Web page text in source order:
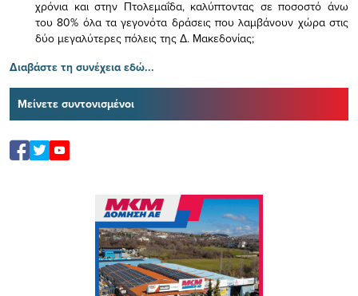
χρόνια και στην Πτολεμαΐδα, καλύπτοντας σε ποσοστό άνω
του 80% όλα τα γεγονότα δράσεις που λαμβάνουν χώρα στις
δύο μεγαλύτερες πόλεις της Δ. Μακεδονίας;
Διαβάστε τη συνέχεια εδώ...
Μείνετε συντονισμένοι